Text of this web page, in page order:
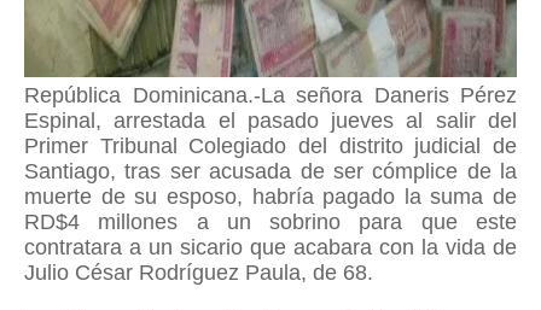
República Dominicana.-La señora Daneris Pérez
Espinal, arrestada el pasado jueves al salir del
Primer Tribunal Colegiado del distrito judicial de
Santiago, tras ser acusada de ser cómplice de la
muerte de su esposo, habría pagado la suma de
RD$4 millones a un sobrino para que este
contratara a un sicario que acabara con la vida de
Julio César Rodríguez Paula, de 68.